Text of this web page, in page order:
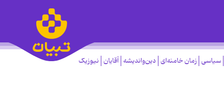
سیاسی زمان خامنه‌ای دین‌واندیشه آقایان نیوزیک